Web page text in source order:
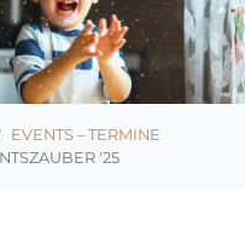
EVENTS – TERMINE
'25